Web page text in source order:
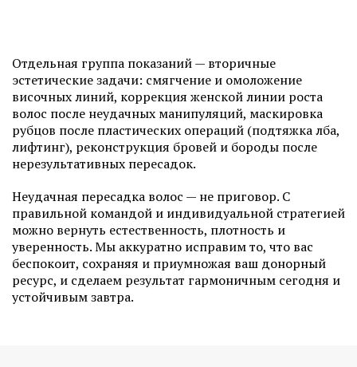
Отдельная группа показаний — вторичные
эстетические задачи: смягчение и омоложение
височных линий, коррекция женской линии роста
волос после неудачных манипуляций, маскировка
рубцов после пластических операций (подтяжка лба,
лифтинг), реконструкция бровей и бороды после
нерезультативных пересадок.
Неудачная пересадка волос — не приговор. С
правильной командой и индивидуальной стратегией
можно вернуть естественность, плотность и
уверенность. Мы аккуратно исправим то, что вас
беспокоит, сохраняя и приумножая ваш донорный
ресурс, и сделаем результат гармоничным сегодня и
устойчивым завтра.